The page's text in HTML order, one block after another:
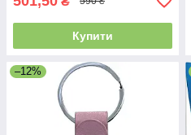
Купити
–12%